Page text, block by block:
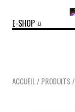
E-SHOP
ACCUEIL / PRODUITS /